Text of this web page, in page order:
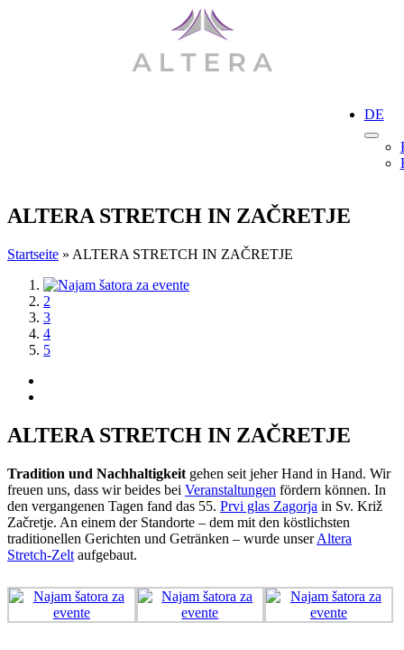
DE
ALTERA STRETCH IN ZAČRETJE
Startseite » ALTERA STRETCH IN ZAČRETJE
View
Larger
Image
1
2
3
4
5
ALTERA STRETCH IN ZAČRETJE
Tradition und Nachhaltigkeit gehen seit jeher Hand in Hand. Wir
freuen uns, dass wir beides bei Veranstaltungen fördern können. In
den vergangenen Tagen fand das 55. Prvi glas Zagorja in Sv. Križ
Začretje. An einem der Standorte – dem mit den köstlichsten
traditionellen Gerichten und Getränken – wurde unserAltera
Stretch-Zelt aufgebaut.